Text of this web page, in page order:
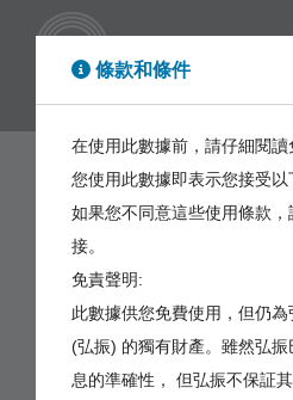
條款和條件
在使用此數據前，請仔細閱讀
您使用此數據即表示您接受以
如果您不同意這些使用條款
接。
免責聲明:
此數據供您免費使用，但仍
(弘振) 的獨有財產。雖然弘
息的準確性， 但弘振不保証